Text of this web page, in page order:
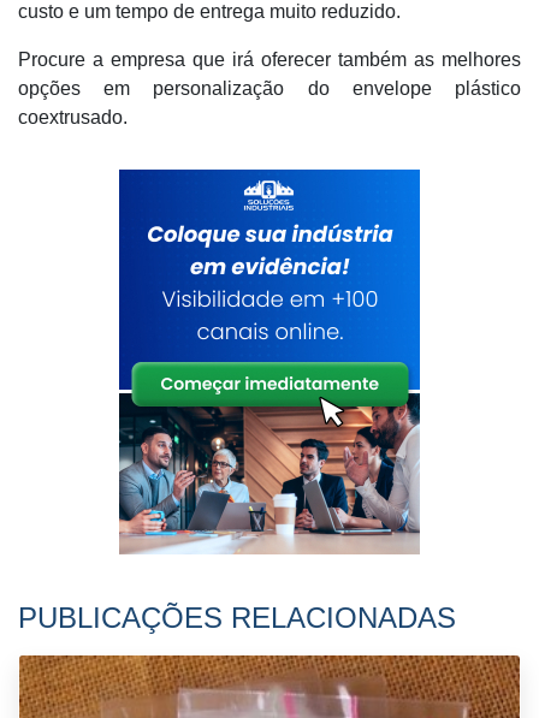
custo e um tempo de entrega muito reduzido.
Procure a empresa que irá oferecer também as melhores
opções em personalização do envelope plástico
coextrusado.
PUBLICAÇÕES RELACIONADAS